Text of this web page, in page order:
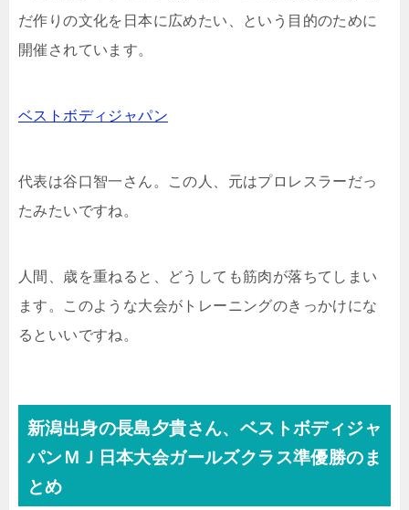
だ作りの文化を日本に広めたい、という目的のために
開催されています。
ベストボディジャパン
代表は谷口智一さん。この人、元はプロレスラーだっ
たみたいですね。
人間、歳を重ねると、どうしても筋肉が落ちてしまい
ます。このような大会がトレーニングのきっかけにな
るといいですね。
新潟出身の長島夕貴さん、ベストボディジャ
パンＭＪ日本大会ガールズクラス準優勝のま
とめ